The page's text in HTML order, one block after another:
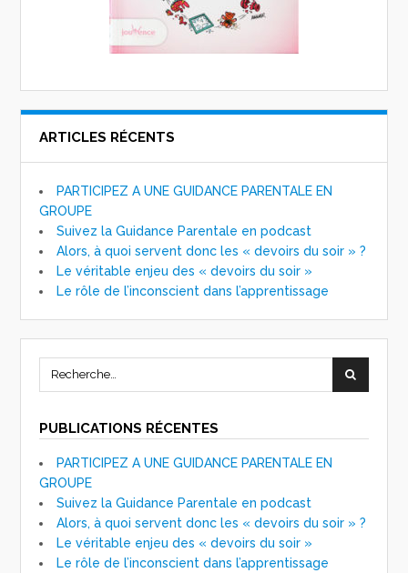
ARTICLES RÉCENTS
PARTICIPEZ A UNE GUIDANCE PARENTALE EN
GROUPE
Suivez la Guidance Parentale en podcast
Alors, à quoi servent donc les « devoirs du soir » ?
Le véritable enjeu des « devoirs du soir »
Le rôle de l’inconscient dans l’apprentissage
PUBLICATIONS RÉCENTES
PARTICIPEZ A UNE GUIDANCE PARENTALE EN
GROUPE
Suivez la Guidance Parentale en podcast
Alors, à quoi servent donc les « devoirs du soir » ?
Le véritable enjeu des « devoirs du soir »
Le rôle de l’inconscient dans l’apprentissage